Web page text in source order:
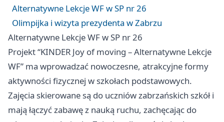
Alternatywne Lekcje WF w SP nr 26
Olimpijka i wizyta prezydenta w Zabrzu
Alternatywne Lekcje WF w SP nr 26
Projekt “KINDER Joy of moving – Alternatywne Lekcje
WF” ma wprowadzać nowoczesne, atrakcyjne formy
aktywności fizycznej w szkołach podstawowych.
Zajęcia skierowane są do uczniów zabrzańskich szkół i
mają łączyć zabawę z nauką ruchu, zachęcając do